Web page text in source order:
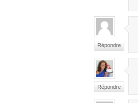
Répondre
Répondre